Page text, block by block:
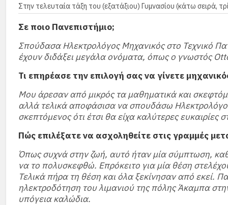
Στην τελευταία τάξη του (εξατάξιου) Γυμνασίου (κάτω σειρά,
Σε ποιο Πανεπιστήμιο;
Σπούδασα Ηλεκτρολόγος Μηχανικός στο Τεχνικό
έχουν διδάξει μεγάλα ονόματα, όπως ο γνωστός
Τι επηρέασε την επιλογή σας να γίνετε
Μου άρεσαν από μικρός τα μαθηματικά και
αλλά τελικά αποφάσισα να σπουδάσω
σκεπτόμενος ότι έτσι θα είχα καλύτερες ευκαιρίες
Πώς επιλέξατε να ασχοληθείτε στις γραμμές
Όπως συχνά στην ζωή, αυτό ήταν μία σύμπτωση,
να το πολυσκεφθώ. Επρόκειτο για μία θέση
Τελικά πήρα τη θέση και όλα ξεκίνησαν από εκεί.
ηλεκτροδότηση του λιμανιού της πόλης Άκαμπα
υπόγεια καλώδια.